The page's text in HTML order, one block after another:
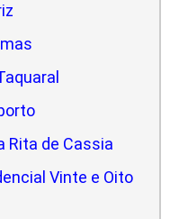
Rita de Cassia
Vinte e Oito